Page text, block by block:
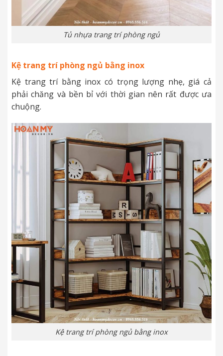
Tủ nhựa trang trí phòng ngủ
Kệ trang trí phòng ngủ bằng inox
Kệ trang trí bằng inox có trọng lượng nhẹ, giá cả
phải chăng và bền bỉ với thời gian nên rất được ưa
chuộng.
Kệ trang trí phòng ngủ bằng inox